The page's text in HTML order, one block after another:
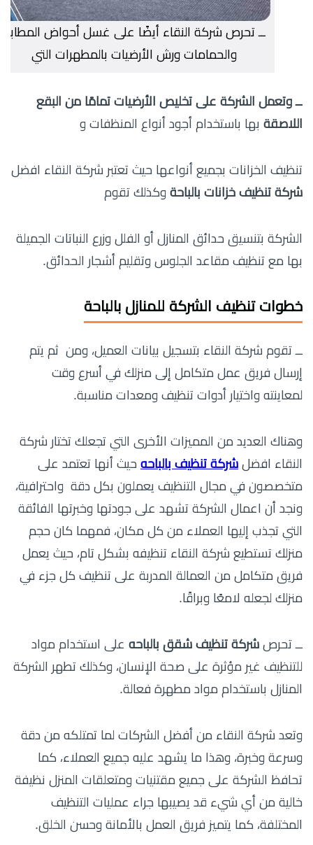
ــ تحرص شركة النقاء أيضًا على غسل أحواض المطابخ
والحمامات ورش الأرضيات بالمطهرات التي
ــ وتعمل الشركة على تخليص الأرضيات تمامًا من البقع
اللاصقة بها باستخدام أجود أنواع المنظفات و
تنظيف الخزانات بجميع أنواعها حيث تعتبر شركة النقاء افضل
شركة تنظيف خزانات بالباحة وكذلك تقوم
الشركة بتنسيق حدائق المنازل أو الفلل وزرع النباتات الجميلة
بها مع تنظيف مقاعد الجلوس وتقليم أشجار الحدائق.
خطوات تنظيف الشركة للمنازل بالباحة
ــ تقوم شركة النقاء بتسجيل بيانات العميل، ومن ثم يتم
إرسال فريق عمل متكامل إلى منزلك في أسرع وقت
لمعاينته واختيار أدوات تنظيف ومعدات مناسبة.
وهناك العديد من المميزات الأخرى التي تجعلك تختار شركة
النقاء افضل شركة تنظيف بالباحه حيث أنها تعتمد على
متخصصون في مجال التنظيف يعملون بكل دقة واحترافية،
ونجد أن اعمال الشركة تشهد على جودتها وخبرتها الفائقة
التي تجذب إليها العملاء من كل مكان، فمهما كان حجم
منزلك تستطيع شركة النقاء تنظيفه بشكل تام، حيث يعمل
فريق متكامل من العمالة المدربة على تنظيف كل جزء في
منزلك لجعله لامعًا وبراقًا.
ــ تحرص شركة تنظيف شقق بالباحه على استخدام مواد
للتنظيف غير مؤثرة على صحة الإنسان، وكذلك تطهر الشركة
المنازل باستخدام مواد مطهرة فعالة.
وتعد شركة النقاء من أفضل الشركات لما تمتلكه من دقة
وسرعة وخبرة، وهذا ما يشهد عليه جميع العملاء، كما
تحافظ الشركة على جميع مقتنيات ومتعلقات المنزل نظيفة
خالية من أي شيء قد يصيبها جراء عمليات التنظيف
المختلفة، كما يتميز فريق العمل بالأمانة وحسن الخلق.